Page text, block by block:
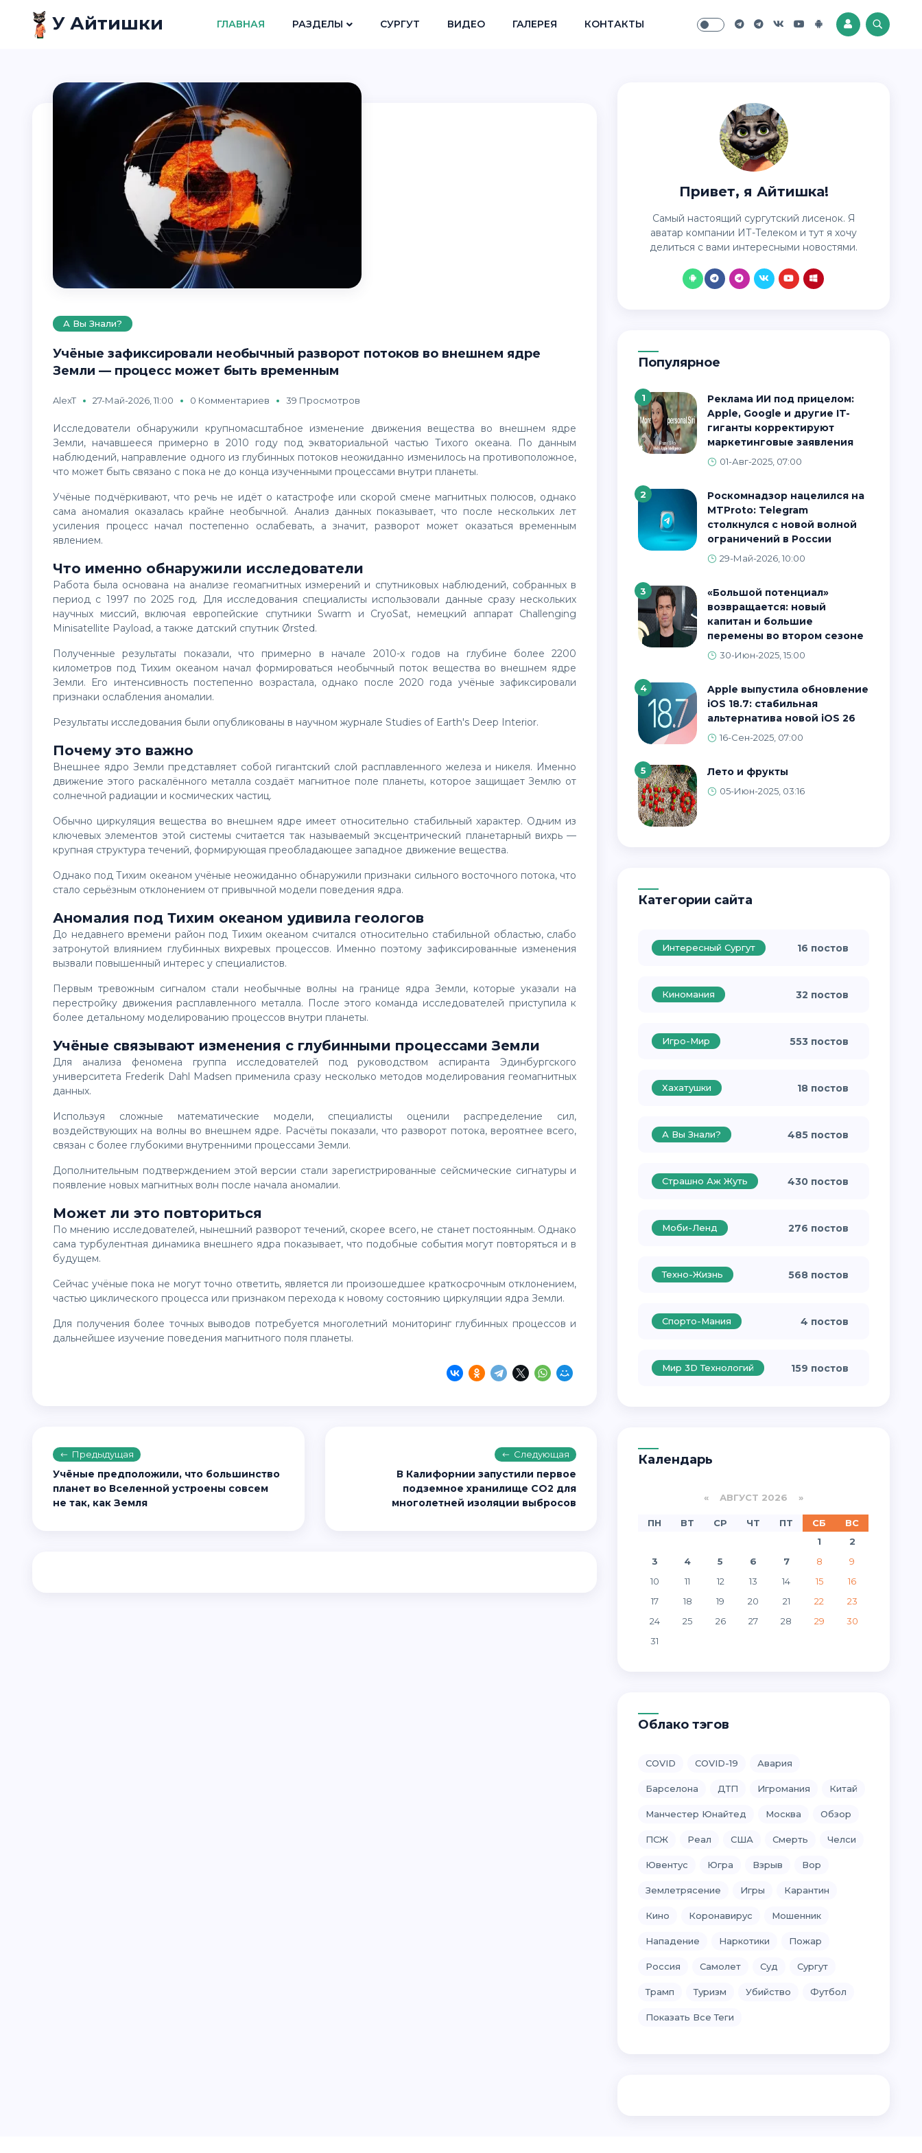
У Айтишки ГЛАВНАЯ РАЗДЕЛЫ СУРГУТ ВИДЕО ГАЛЕРЕЯ КОНТАКТЫ
А Вы Знали?
Учёные зафиксировали необычный разворот потоков во внешнем ядре
Земли — процесс может быть временным
AlexT 27-Май-2026, 11:00 0 Комментариев 39 Просмотров
Исследователи обнаружили крупномасштабное изменение движения вещества во внешнем ядре
Земли, начавшееся примерно в 2010 году под экваториальной частью Тихого океана. По данным
наблюдений, направление одного из глубинных потоков неожиданно изменилось на противоположное,
что может быть связано с пока не до конца изученными процессами внутри планеты.
Учёные подчёркивают, что речь не идёт о катастрофе или скорой смене магнитных полюсов, однако
сама аномалия оказалась крайне необычной. Анализ данных показывает, что после нескольких лет
усиления процесс начал постепенно ослабевать, а значит, разворот может оказаться временным
явлением.
Что именно обнаружили исследователи
Работа была основана на анализе геомагнитных измерений и спутниковых наблюдений, собранных в
период с 1997 по 2025 год. Для исследования специалисты использовали данные сразу нескольких
научных миссий, включая европейские спутники Swarm и CryoSat, немецкий аппарат Challenging
Minisatellite Payload, а также датский спутник Ørsted.
Полученные результаты показали, что примерно в начале 2010-х годов на глубине более 2200
километров под Тихим океаном начал формироваться необычный поток вещества во внешнем ядре
Земли. Его интенсивность постепенно возрастала, однако после 2020 года учёные зафиксировали
признаки ослабления аномалии.
Результаты исследования были опубликованы в научном журнале Studies of Earth's Deep Interior.
Почему это важно
Внешнее ядро Земли представляет собой гигантский слой расплавленного железа и никеля. Именно
движение этого раскалённого металла создаёт магнитное поле планеты, которое защищает Землю от
солнечной радиации и космических частиц.
Обычно циркуляция вещества во внешнем ядре имеет относительно стабильный характер. Одним из
ключевых элементов этой системы считается так называемый эксцентрический планетарный вихрь —
крупная структура течений, формирующая преобладающее западное движение вещества.
Однако под Тихим океаном учёные неожиданно обнаружили признаки сильного восточного потока, что
стало серьёзным отклонением от привычной модели поведения ядра.
Аномалия под Тихим океаном удивила геологов
До недавнего времени район под Тихим океаном считался относительно стабильной областью, слабо
затронутой влиянием глубинных вихревых процессов. Именно поэтому зафиксированные изменения
вызвали повышенный интерес у специалистов.
Первым тревожным сигналом стали необычные волны на границе ядра Земли, которые указали на
перестройку движения расплавленного металла. После этого команда исследователей приступила к
более детальному моделированию процессов внутри планеты.
Учёные связывают изменения с глубинными процессами Земли
Для анализа феномена группа исследователей под руководством аспиранта Эдинбургского
университета Frederik Dahl Madsen применила сразу несколько методов моделирования геомагнитных
данных.
Используя сложные математические модели, специалисты оценили распределение сил,
воздействующих на волны во внешнем ядре. Расчёты показали, что разворот потока, вероятнее всего,
связан с более глубокими внутренними процессами Земли.
Дополнительным подтверждением этой версии стали зарегистрированные сейсмические сигнатуры и
появление новых магнитных волн после начала аномалии.
Может ли это повториться
По мнению исследователей, нынешний разворот течений, скорее всего, не станет постоянным. Однако
сама турбулентная динамика внешнего ядра показывает, что подобные события могут повторяться и в
будущем.
Сейчас учёные пока не могут точно ответить, является ли произошедшее краткосрочным отклонением,
частью циклического процесса или признаком перехода к новому состоянию циркуляции ядра Земли.
Для получения более точных выводов потребуется многолетний мониторинг глубинных процессов и
дальнейшее изучение поведения магнитного поля планеты.
Предыдущая
Учёные предположили, что большинство
планет во Вселенной устроены совсем
не так, как Земля
Следующая
В Калифорнии запустили первое
подземное хранилище CO2 для
многолетней изоляции выбросов
Привет, я Айтишка!
Самый настоящий сургутский лисенок. Я
аватар компании ИТ-Телеком и тут я хочу
делиться с вами интересными новостями.
Популярное
1
Реклама ИИ под прицелом:
Apple, Google и другие IT-
гиганты корректируют
маркетинговые заявления
01-Авг-2025, 07:00
2
Роскомнадзор нацелился на
MTProto: Telegram
столкнулся с новой волной
ограничений в России
29-Май-2026, 10:00
3
«Большой потенциал»
возвращается: новый
капитан и большие
перемены во втором сезоне
30-Июн-2025, 15:00
4
Apple выпустила обновление
iOS 18.7: стабильная
альтернатива новой iOS 26
16-Сен-2025, 07:00
5 Лето и фрукты
05-Июн-2025, 03:16
Категории сайта
Интересный Сургут 16 постов
Киномания 32 постов
Игро-Мир 553 постов
Хахатушки 18 постов
А Вы Знали? 485 постов
Страшно Аж Жуть 430 постов
Моби-Ленд 276 постов
Техно-Жизнь 568 постов
Спорто-Мания 4 постов
Мир 3D Технологий 159 постов
Календарь
«АВГУСТ 2026 »
ПН ВТ СР ЧТ ПТ СБ
ВС
1
2
3
4 5 6 7 8
9
10
11 12 13 14 15
16
17
18 19 20 21 22
23
24
25 26 27 28 29
30
31
Облако тэгов
COVID COVID-19 Авария
Барселона ДТП Игромания Китай
Манчестер Юнайтед Москва Обзор
ПСЖ Реал США Смерть Челси
Ювентус Югра Взрыв Вор
Землетрясение Игры Карантин
Кино Коронавирус Мошенник
Нападение Наркотики Пожар
Россия Самолет Суд Сургут
Трамп Туризм Убийство Футбол
Показать Все Теги